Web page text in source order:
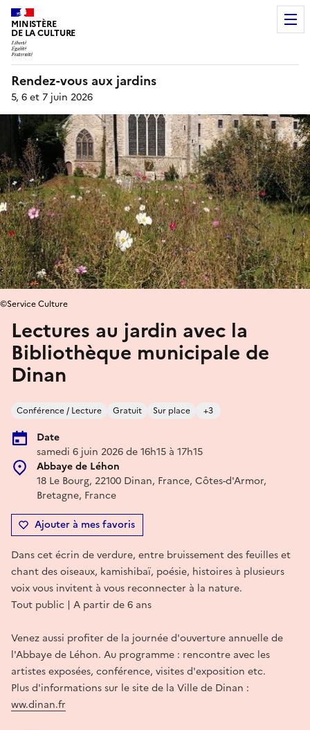
MINISTÈRE
DE LA CULTURE
Rendez-vous aux jardins
5, 6 et 7 juin 2026
Lectures au jardin avec la
Bibliothèque municipale de
Dinan
Conférence / Lecture Gratuit Sur place +3
Date
samedi 6 juin 2026 de 16h15 à 17h15
Abbaye de Léhon
18 Le Bourg, 22100 Dinan, France, Côtes-d'Armor,
Bretagne, France
Ajouter à mes favoris
©Service Culture
Dans cet écrin de verdure, entre bruissement des feuilles et
chant des oiseaux, kamishibaï, poésie, histoires à plusieurs
voix vous invitent à vous reconnecter à la nature.
Tout public | A partir de 6 ans
Venez aussi profiter de la journée d'ouverture annuelle de
l'Abbaye de Léhon. Au programme : rencontre avec les
artistes exposées, conférence, visites d'exposition etc.
Plus d'informations sur le site de la Ville de Dinan :
ww.dinan.fr